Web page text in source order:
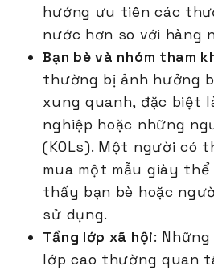
hướng ưu tiên các
nước hơn so với hàng
Bạn bè và nhóm tham
thường bị ảnh hưởng
xung quanh, đặc biệt
nghiệp hoặc những
(KOLs). Một người có
mua một mẫu giày
thấy bạn bè hoặc
sử dụng.
Tầng lớp xã hội:
lớp cao thường quan